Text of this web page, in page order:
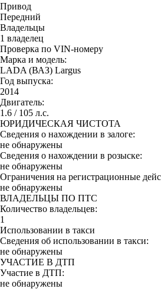
Привод
Передний
Владельцы
1 владелец
Проверка по VIN-номеру
Марка и модель:
LADA (ВАЗ) Largus
Год выпуска:
2014
Двигатель:
1.6 / 105 л.с.
ЮРИДИЧЕСКАЯ ЧИСТОТА
Сведения о нахождении в залоге:
не обнаружены
Сведения о нахождении в розыске:
не обнаружены
Ограничения на регистрационные
не обнаружены
ВЛАДЕЛЬЦЫ ПО ПТС
Количество владельцев:
1
Использовании в такси
Сведения об использовании в такси:
не обнаружены
УЧАСТИЕ В ДТП
Участие в ДТП:
не обнаружены